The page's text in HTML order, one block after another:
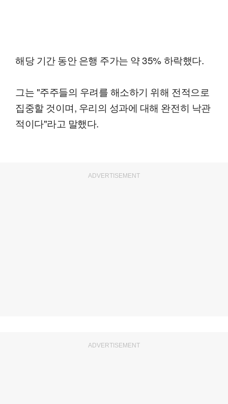
해당 기간 동안 은행 주가는 약 35% 하락했다.
그는 "주주들의 우려를 해소하기 위해 전적으로
집중할 것이며, 우리의 성과에 대해 완전히 낙관
적이다"라고 말했다.
ADVERTISEMENT
ADVERTISEMENT